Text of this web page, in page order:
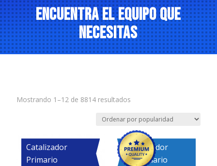
ENCUENTRA EL EQUIPO QUE
NECESITAS
Mostrando 1–12 de 8814 resultadosOrdenado
popularidad
Catalizador
Primario
Catalizador
Secundario